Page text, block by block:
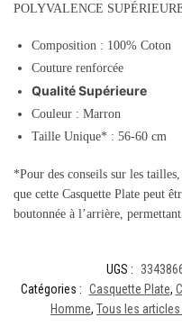
POLYVALENCE
Composition : 100% Coton
Couture renforcée
Qualité Supérieure
Couleur : Marron
Taille Unique* : 56-60 cm
*Pour des conseils sur les
que cette Casquette Plate peut
boutonnée à l’arrière,
UGS :
Catégories : Casquette Plate,
Homme, Tous les articles